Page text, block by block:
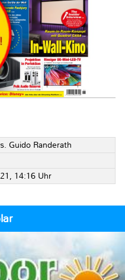
Guido Randerath
14:16 Uhr